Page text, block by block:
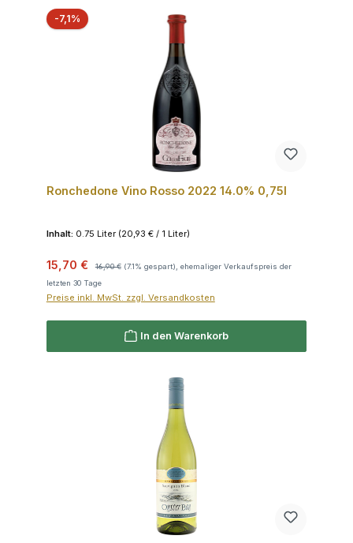
-7,1%Rabatt
Ronchedone Vino Rosso 2022 14.0% 0,75l
Inhalt: 0.75 Liter (20,93 € / 1 Liter)
Verkaufspreis:
15,70 € 16,90 € (7.1% gespart), ehemaliger Verkaufspreis der
letzten 30 Tage
Preise inkl. MwSt. zzgl. Versandkosten
In den Warenkorb